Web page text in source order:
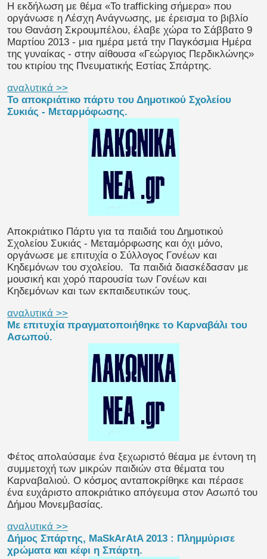
Η εκδήλωση με θέμα «Το trafficking σήμερα» που
οργάνωσε η Λέσχη Ανάγνωσης, με έρεισμα το βιβλίο
του Θανάση Σκρουμπέλου, έλαβε χώρα το Σάββατο 9
Μαρτίου 2013 - μια ημέρα μετά την Παγκόσμια Ημέρα
της γυναίκας - στην αίθουσα «Γεώργιος Περδικλώνης»
του κτιρίου της Πνευματικής Εστίας Σπάρτης.
αναλυτικά >>
Το αποκριάτικο πάρτυ του Δημοτικού Σχολείου
Συκιάς - Μεταρμόφωσης.
Αποκριάτικο Πάρτυ για τα παιδιά του Δημοτικού
Σχολείου Συκιάς - Μεταμόρφωσης και όχι μόνο,
οργάνωσε με επιτυχία ο Σύλλογος Γονέων και
Κηδεμόνων του σχολείου. Τα παιδιά διασκέδασαν με
μουσική και χορό παρουσία των Γονέων και
Κηδεμόνων και των εκπαιδευτικών τους.
αναλυτικά >>
Με επιτυχία πραγματοποιήθηκε το Καρναβάλι του
Ασωπού.
Φέτος απολαύσαμε ένα ξεχωριστό θέαμα με έντονη τη
συμμετοχή των μικρών παιδιών στα θέματα του
Καρναβαλιού. Ο κόσμος ανταποκρίθηκε και πέρασε
ένα ευχάριστο αποκριάτικο απόγευμα στον Ασωπό του
Δήμου Μονεμβασίας.
αναλυτικά >>
Δήμος Σπάρτης, MaSkArAtA 2013 : Πλημμύρισε
χρώματα και κέφι η Σπάρτη.